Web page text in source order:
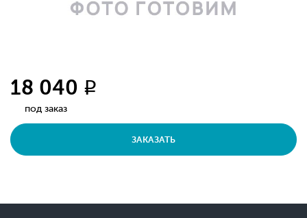
18 040 q
под заказ
ЗАКАЗАТЬ